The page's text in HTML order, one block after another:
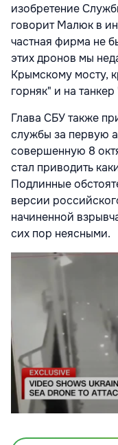
изобретение
говорит Малюк в
частная фирма не
этих дронов мы
Крымскому мосту,
горняк" и на танкер
Глава СБУ также
службы за первую
совершенную 8
стал приводить
Подлинные
версии
начиненной
сих пор неясными.